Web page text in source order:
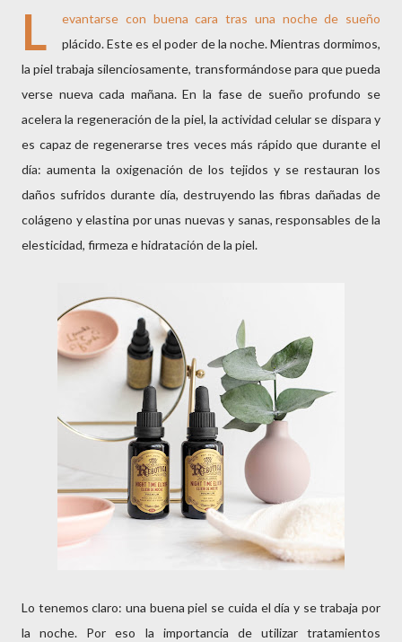
L
evantarse con buena cara tras una noche de sueño
plácido. Este es el poder de la noche. Mientras dormimos,
la piel trabaja silenciosamente, transformándose para que pueda
verse nueva cada mañana. En la fase de sueño profundo se
acelera la regeneración de la piel, la actividad celular se dispara y
es capaz de regenerarse tres veces más rápido que durante el
día: aumenta la oxigenación de los tejidos y se restauran los
daños sufridos durante día, destruyendo las fibras dañadas de
colágeno y elastina por unas nuevas y sanas, responsables de la
elesticidad, firmeza e hidratación de la piel.
Lo tenemos claro: una buena piel se cuida el día y se trabaja por
la noche. Por eso la importancia de utilizar tratamientos